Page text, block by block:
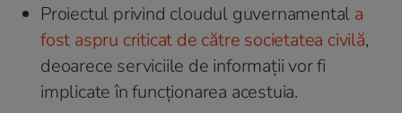
Proiectul privind cloudul guvernamental a
fost aspru criticat de către societatea civilă,
deoarece serviciile de informații vor fi
implicate în funcționarea acestuia.